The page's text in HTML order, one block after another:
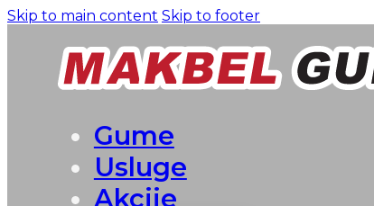
Skip to main content Skip to footer
Gume
Usluge
Akcije